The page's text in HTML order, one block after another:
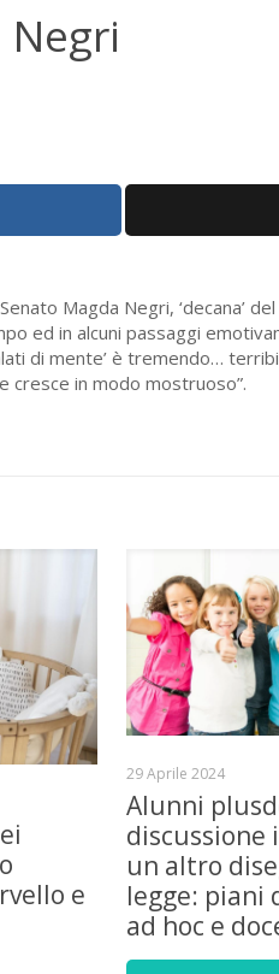
Negri
Magda Negri, ‘decana’
ed in alcuni passaggi
di mente’ è tremendo…
cresce in modo mostruoso”.
e
29 Aprile 2024
Alunni
discussione
un altro
legge: piani
ad hoc e